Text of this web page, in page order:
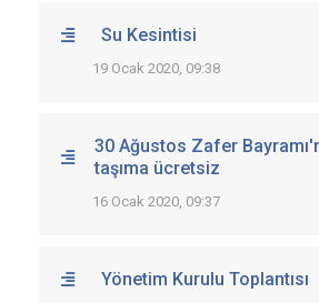
Su Kesintisi
19 Ocak 2020, 09:38
30 Ağustos Zafer
taşıma ücretsiz
16 Ocak 2020, 09:37
Yönetim Kurulu Toplantısı